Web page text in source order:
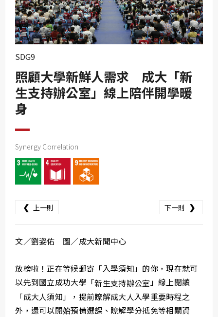
SDG7
SDG8
SDG11
SDG12
SDG9
照顧大學新鮮人需求 成大「新
生支持辦公室」線上陪伴開學暖
身
Synergy Correlation
❮ 上一則 下一則 ❯
文／劉姿佑 圖／成大新聞中心
放榜啦！正在等候郵寄「入學須知」的你，現在就可
以先到國立成功大學「新生支持辦公室 」線上閱讀
「成大人須知」，提前瞭解成大人入學重要時程之
外，還可以開始預備選課、瞭解學分抵免等相關資